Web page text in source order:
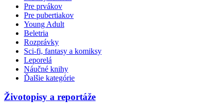
Pre prvákov
Pre pubertiakov
Young Adult
Beletria
Rozprávky
Sci-fi, fantasy a komiksy
Leporelá
Náučné knihy
Ďalšie kategórie
Životopisy a reportáže